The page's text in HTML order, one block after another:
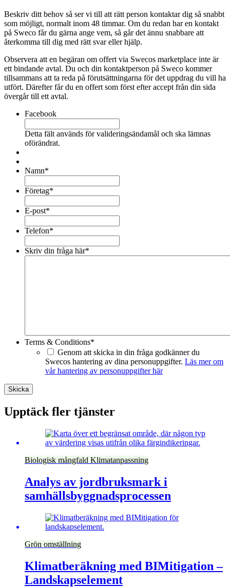
Beskriv ditt behov så ser vi till att rätt person kontaktar dig så snabbt
som möjligt, normalt inom 48 timmar. Om du redan har en kontakt
på Sweco får du gärna ange vem, så går det ännu snabbare att
återkomma till dig med rätt svar eller hjälp.
Observera att en begäran om offert via Swecos marketplace inte är
ett bindande avtal. Du och din kontaktperson på Sweco kommer
tillsammans att ta reda på förutsättningarna för det uppdrag du vill ha
utfört. Därefter får du en offert som först efter accept från din sida
övergår till ett avtal.
Facebook
Detta fält används för valideringsändamål och ska lämnas
oförändrat.
Namn*
Företag*
E-post*
Telefon*
Skriv din fråga här*
Terms & Conditions*
Genom att skicka in din fråga godkänner du
Swecos hantering av dina personuppgifter. Läs mer om
vår hantering av personuppgifter här
Skicka
Upptäck fler tjänster
Biologisk mångfald Klimatanpassning
Analys av jordbruksmark i
samhällsbyggnadsprocessen
Grön omställning
Klimatberäkning med BIMitigation –
Landskapselement